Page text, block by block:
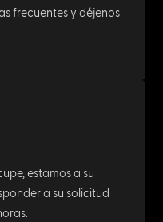
frecuentes y déjenos
estamos a su
a su solicitud